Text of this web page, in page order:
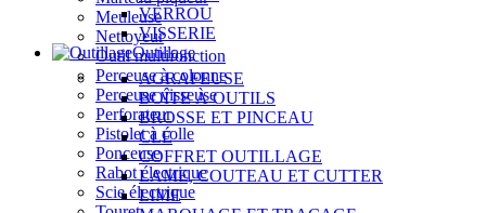
Meuleuse
Nettoyeur
Outil multifonction
Perceuse à colonne
Perceuse visseuse
Perforateur
Pistolet à colle
Ponceuse
Rabot électrique
Scie électrique
VERROU
VISSERIE
Outillage
AGRAFEUSE
BOÎTE À OUTILS
BROSSE ET PINCEAU
CLÉ
COFFRET OUTILLAGE
LAME, COUTEAU ET CUTTER
LIME